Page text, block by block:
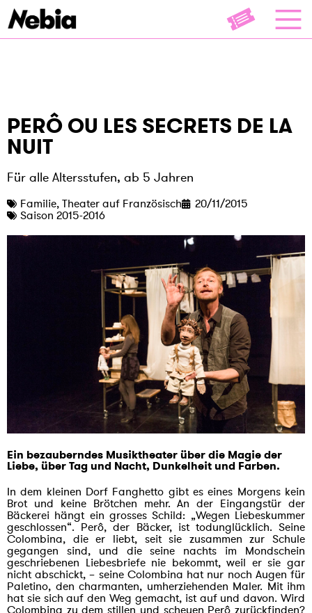
PERÔ OU LES SECRETS DE LA
NUIT
Für alle Altersstufen, ab 5 Jahren
Familie, Theater auf Französisch
20/11/2015
Saison 2015-2016
Ein bezauberndes Musiktheater über die Magie der
Liebe, über Tag und Nacht, Dunkelheit und Farben.
In dem kleinen Dorf Fanghetto gibt es eines Morgens kein
Brot und keine Brötchen mehr. An der Eingangstür der
Bäckerei hängt ein grosses Schild: „Wegen Liebeskummer
geschlossen“. Perô, der Bäcker, ist todunglücklich. Seine
Colombina, die er liebt, seit sie zusammen zur Schule
gegangen sind, und die seine nachts im Mondschein
geschriebenen Liebesbriefe nie bekommt, weil er sie gar
nicht abschickt, – seine Colombina hat nur noch Augen für
Paletino, den charmanten, umherziehenden Maler. Mit ihm
hat sie sich auf den Weg gemacht, ist auf und davon. Wird
Colombina zu dem stillen und scheuen Perô zurückfinden?